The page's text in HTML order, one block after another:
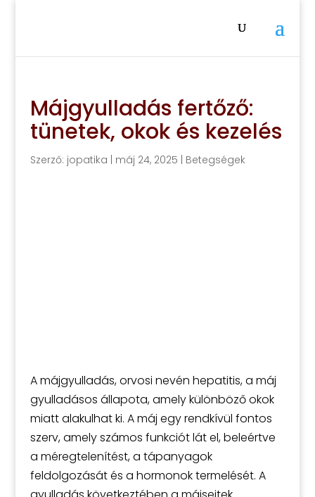
Májgyulladás fertőző:
tünetek, okok és kezelés
Szerző: jopatika máj 24, 2025 Betegségek
A májgyulladás, orvosi nevén hepatitis, a máj
gyulladásos állapota, amely különböző okok
miatt alakulhat ki. A máj egy rendkívül fontos
szerv, amely számos funkciót lát el, beleértve
a méregtelenítést, a tápanyagok
feldolgozását és a hormonok termelését. A